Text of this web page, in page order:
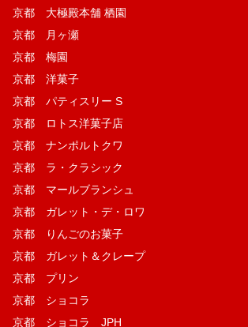
京都 大極殿本舗 栖園
京都 月ヶ瀬
京都 梅園
京都 洋菓子
京都 パティスリー S
京都 ロトス洋菓子店
京都 ナンポルトクワ
京都 ラ・クラシック
京都 マールブランシュ
京都 ガレット・デ・ロワ
京都 りんごのお菓子
京都 ガレット＆クレープ
京都 プリン
京都 ショコラ
京都 ショコラ JPH